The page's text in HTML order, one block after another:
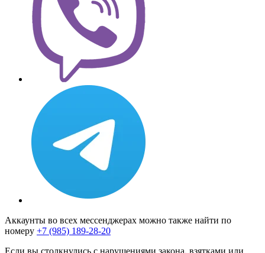
Аккаунты во всех мессенджерах можно также найти по
номеру +7 (985) 189-28-20
Если вы столкнулись с нарушениями закона, взятками или